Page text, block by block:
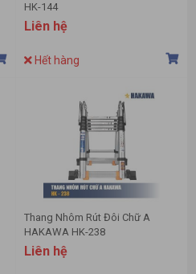
HK-144
Liên hệ
Hết hàng
Thang Nhôm Rút Đôi Chữ A
HAKAWA HK-238
Liên hệ